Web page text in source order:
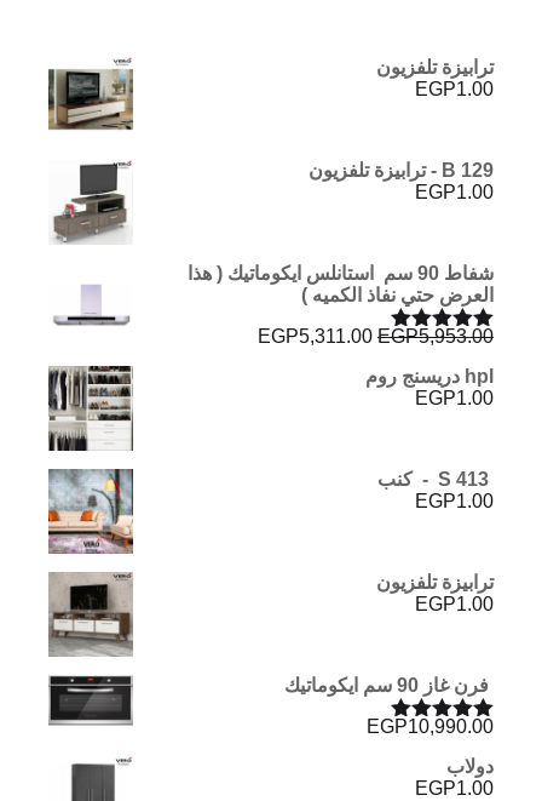
ترابيزة تلفزيون
EGP1.00
B 129 - ترابيزة تلفزيون
EGP1.00
شفاط 90 سم استانلس ايكوماتيك ( هذا
العرض حتي نفاذ الكميه )
تم التقييم
5.00
EGP5,953.00
السعر
هو:
EGP5,311.00
hpl دريسنج روم
EGP1.00
EGP1.00
ترابيزة تلفزيون
EGP1.00
فرن غاز 90 سم ايكوماتيك
تم التقييم
5.00
EGP10,990.00
دولاب
EGP1.00